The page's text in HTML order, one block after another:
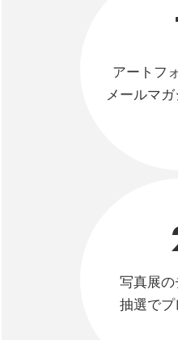
アートフ
メールマ
写真展
抽選でプ